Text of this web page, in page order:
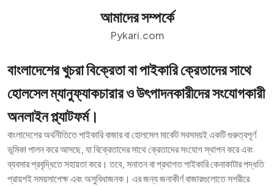
আমাদের সম্পর্কে
Pykari.com
বাংলাদেশের খুচরা বিক্রেতা বা পাইকারি ক্রেতাদের সাথে
হোলসেল ম্যানুফ্যাকচারার ও উৎপাদনকারীদের সংযোগকারী
অনলাইন প্ল্যাটফর্ম।
বাংলাদেশের অর্থনীতিতে পাইকারি বাজার বা হোলসেল মার্কেট সবসময়ই একটি গুরুত্বপূর্ণ
ভূমিকা পালন করে আসছে, যা বিক্রেতাদের সাথে ক্রেতাদের সংযোগ স্থাপন করে এবং
ব্যবসার প্রবৃদ্ধিতে সহায়তা করে। তবে, সনাতন বা প্রথাগত পাইকারি কেনাকাটার পদ্ধতি
প্রায়শই সময়সাপেক্ষ এবং অসুবিধাজনক। এর জন্য জনাকীর্ণ বাজারগুলোতে সশরীরে